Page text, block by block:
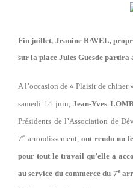
Fin juillet, Jeanine RAVEL,
sur la place Jules Guesde partira
A l’occasion de « Plaisir de chiner
samedi 14 juin,Jean-Yves
Présidents de l’Association de
7e arrondissement, ont rendu un
pour tout le travail qu’elle a
au service du commerce du 7e